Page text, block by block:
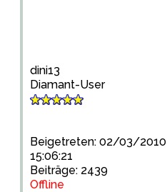
dini13
Diamant-User
Beigetreten: 02/03/2010
15:06:21
Beiträge: 2439
Offline